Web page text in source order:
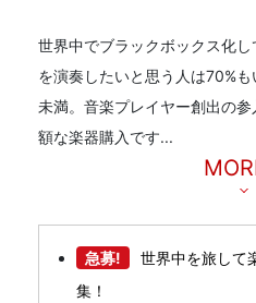
世界中でブラックボックス化
を演奏したいと思う人は70%
未満。音楽プレイヤー創出の
額な楽器購入です...
急募!
世界中を旅して
集！